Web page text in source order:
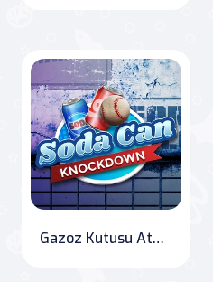
Gazoz Kutusu Atma